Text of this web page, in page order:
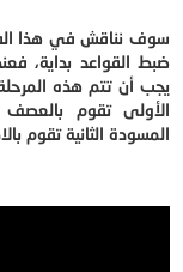
سوف نناقش في هذا
ضبط القواعد بداية،
يجب أن تتم هذه
الأولى تقوم
المسودة الثانية تقوم